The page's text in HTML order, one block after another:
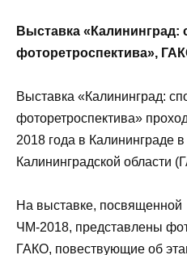
Выставка «Калининград:
фоторетроспектива»,
Выставка «Калининград:
фоторетроспектива»
2018 года в Калининграде
Калининградской области
На выставке, посвященной
ЧМ-2018, представлены
ГАКО, повествующие об